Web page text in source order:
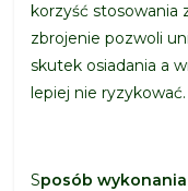
korzyść stosowania
zbrojenie pozwoli
skutek osiadania a
lepiej nie ryzykować.
Sposób